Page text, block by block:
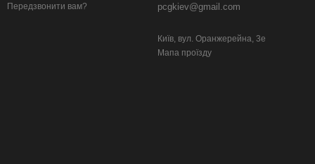
Передзвонити вам?
pcgkiev@gmail.com
Київ, вул. Оранжерейна, 3е
Мапа проїзду